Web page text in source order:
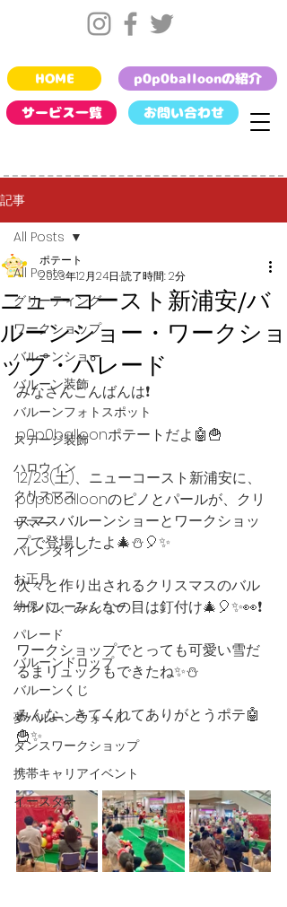
お問い合わせ
HOME
サービス一覧
p0p0balloonの紹介
記事
All Posts
グリーティング
ワークショップ
バルーンショー
バルーン装飾
バルーンフォトスポット
ステージ装飾
ハロウィン
クリスマス
サマー
バレンタイン
お正月
幼保バルーンショー
パレード
バルーンドロップ
バルーンくじ
夢バルーンウォール
ダンスワークショップ
携帯キャリアイベント
イースター
All Posts
ニューコースト新浦安/バ
ルーンショー・ワークショ
ップ・パレード
ポテート
2023年12月24日 読了時間: 2分
みなさんこんばんは❗️
p0p0balloonポテートだよ🤖🍟
12/23(土)、ニューコースト新浦安に、
p0p0balloonのピノとパールが、クリ
スマスバルーンショーとワークショッ
プで登場したよ🎄⛄️🎈✨
次々と作り出されるクリスマスのバル
ーンに、みんなの目は釘付け🎄🎈✨👀❗️
ワークショップでとっても可愛い雪だ
るまリュックもできたね✨⛄️
みんな、きてくれてありがとうポテ🤖
🍟✨